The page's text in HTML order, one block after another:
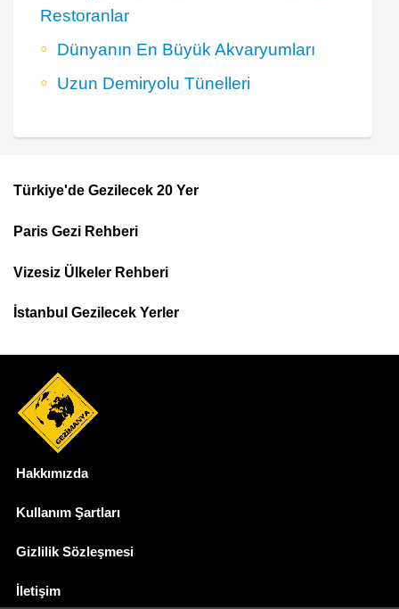
Restoranlar
Dünyanın En Büyük Akvaryumları
Uzun Demiryolu Tünelleri
Top
Menu
Türkiye'de Gezilecek 20 Yer
Paris Gezi Rehberi
Vizesiz Ülkeler Rehberi
İstanbul Gezilecek Yerler
Hakkımızda
Kullanım Şartları
Gizlilik Sözleşmesi
İletişim